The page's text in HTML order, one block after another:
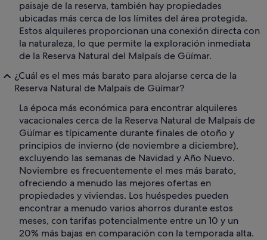
paisaje de la reserva, también hay propiedades
ubicadas más cerca de los límites del área protegida.
Estos alquileres proporcionan una conexión directa con
la naturaleza, lo que permite la exploración inmediata
de la Reserva Natural del Malpaís de Güímar.
¿Cuál es el mes más barato para alojarse cerca de la
Reserva Natural de Malpaís de Güímar?
La época más económica para encontrar alquileres
vacacionales cerca de la Reserva Natural de Malpaís de
Güímar es típicamente durante finales de otoño y
principios de invierno (de noviembre a diciembre),
excluyendo las semanas de Navidad y Año Nuevo.
Noviembre es frecuentemente el mes más barato,
ofreciendo a menudo las mejores ofertas en
propiedades y viviendas. Los huéspedes pueden
encontrar a menudo varios ahorros durante estos
meses, con tarifas potencialmente entre un 10 y un
20% más bajas en comparación con la temporada alta.